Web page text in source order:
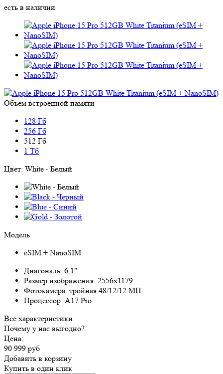
есть в наличии
Объем встроенной памяти
128 Гб
256 Гб
512 Гб
1 Тб
Цвет: White - Белый
Модель
eSIM + NanoSIM
Диагональ: 6.1"
Размер изображения: 2556x1179
Фотокамера: тройная 48/12/12 МП
Процессор: A17 Pro
Все характеристики
Почему у нас выгодно?
Цена:
90 999 руб
Добавить в корзину
Купить в один клик